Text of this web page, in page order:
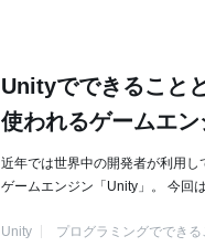
Unityでできること
使われるゲームエン
近年では世界中の開発者が利用
ゲームエンジン「Unity」。 今回
Unity
プログラミングでできる